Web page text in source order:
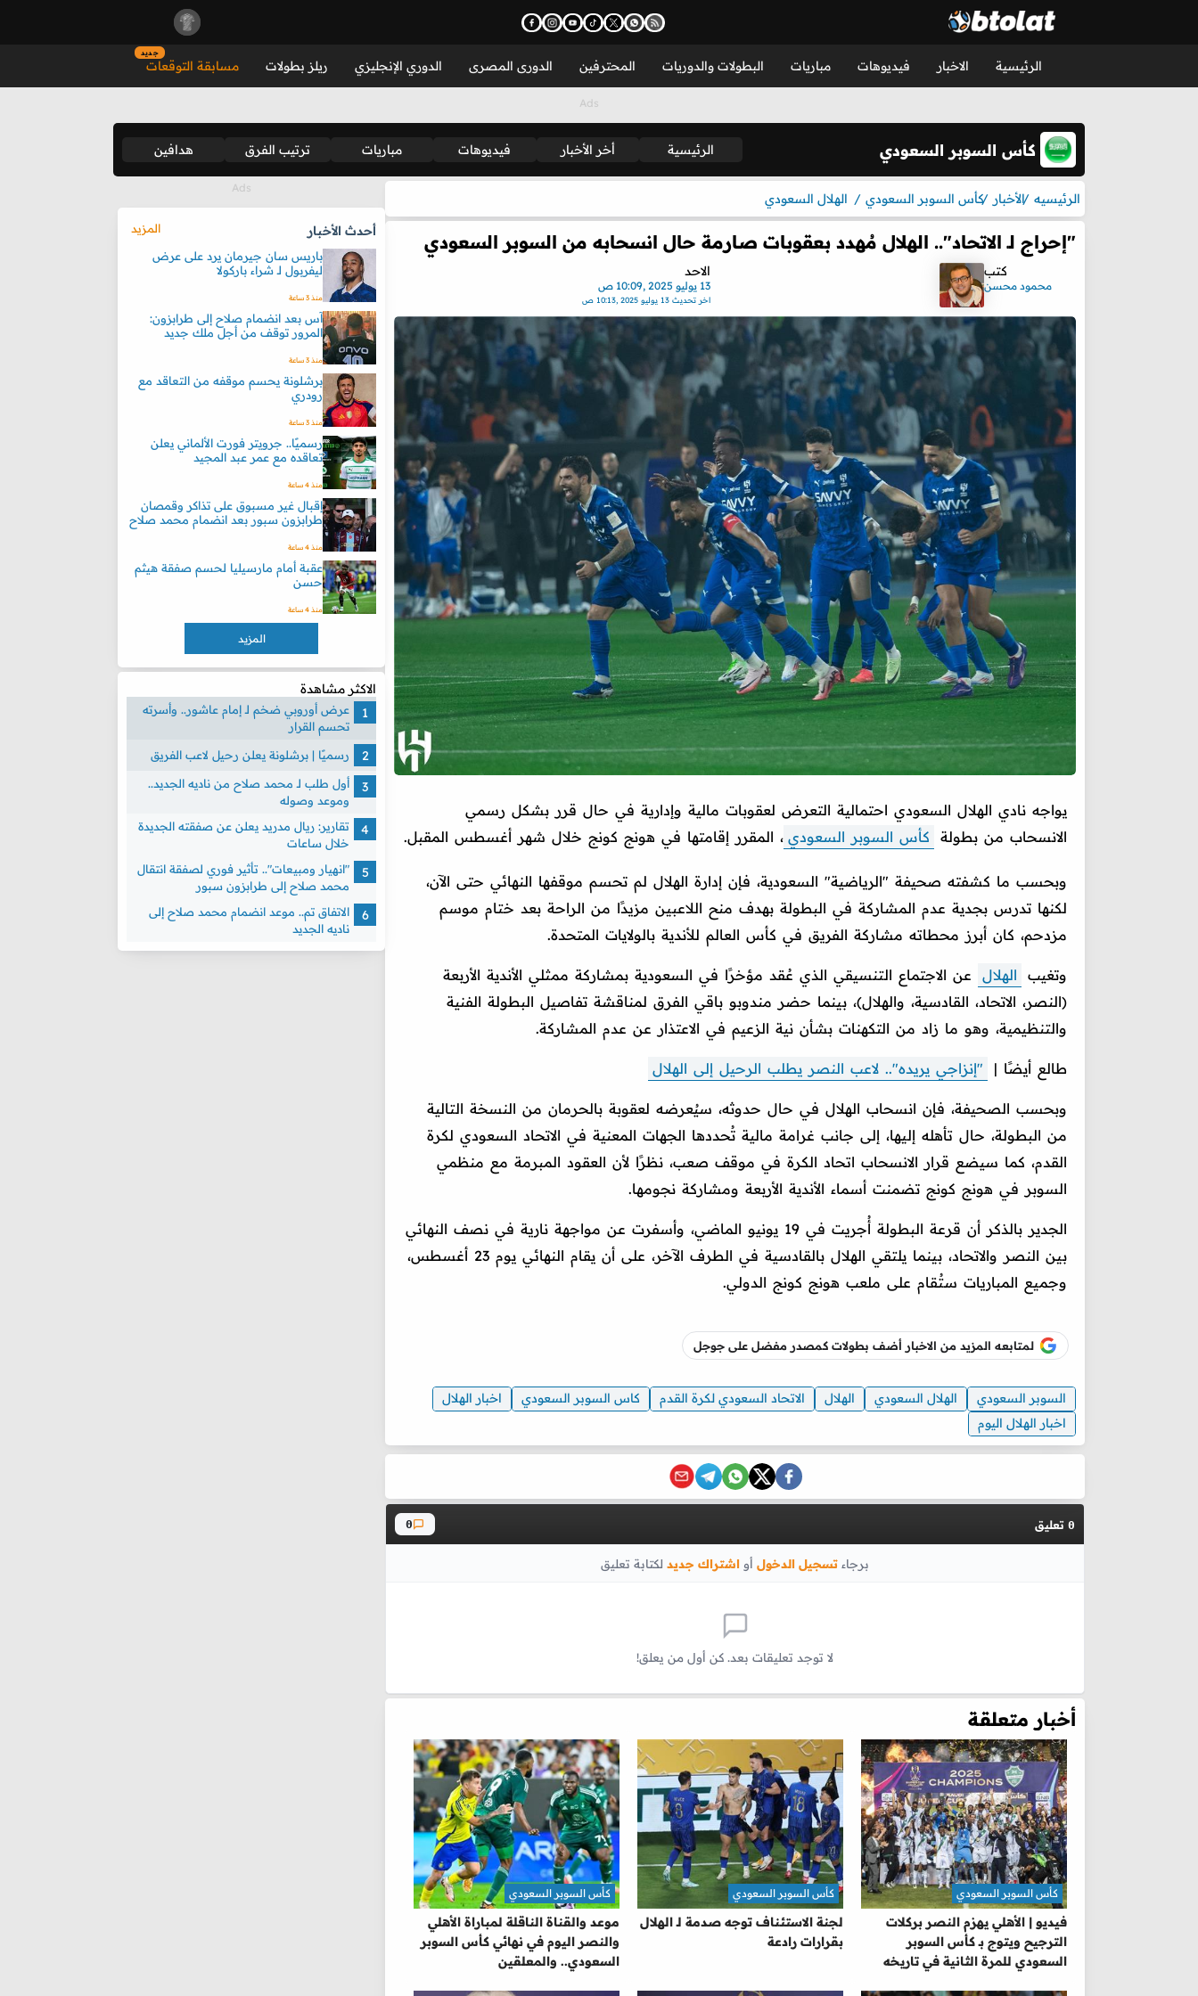
الرئيسية الاخبار فيديوهات مباريات البطولات والدوريات المحترفين الدورى المصرى الدوري الإنجليزي ريلز بطولات مسابقة التوقعات
جديد
كأس السوبر السعودي الرئيسية أخر الأخبار فيديوهات مباريات ترتيب الفرق هدافين
الرئيسيه الأخبار كأس السوبر السعودي الهلال السعودي
"إحراج لـ الاتحاد".. الهلال مُهدد بعقوبات صارمة حال انسحابه من السوبر السعودي
كتب
محمود محسن
الاحد
13 يوليو 2025 ,10:09 ص
اخر تحديث 13 يوليو 2025 ,10:13 ص
يواجه نادي الهلال السعودي احتمالية التعرض لعقوبات مالية وإدارية في حال قرر بشكل رسمي
الانسحاب من بطولة
كأس السوبر السعودي ، المقرر إقامتها في هونج كونج خلال شهر أغسطس المقبل.
وبحسب ما كشفته صحيفة "الرياضية" السعودية، فإن إدارة الهلال لم تحسم موقفها النهائي حتى الآن،
لكنها تدرس بجدية عدم المشاركة في البطولة بهدف منح اللاعبين مزيدًا من الراحة بعد ختام موسم
مزدحم، كان أبرز محطاته مشاركة الفريق في كأس العالم للأندية بالولايات المتحدة.
وتغيب الهلال
عن الاجتماع التنسيقي الذي عُقد مؤخرًا في السعودية بمشاركة ممثلي الأندية الأربعة
(النصر، الاتحاد، القادسية، والهلال)، بينما حضر مندوبو باقي الفرق لمناقشة تفاصيل البطولة الفنية
والتنظيمية، وهو ما زاد من التكهنات بشأن نية الزعيم في الاعتذار عن عدم المشاركة.
طالع أيضًا | "إنزاجي يريده".. لاعب النصر يطلب الرحيل إلى الهلال
وبحسب الصحيفة، فإن انسحاب الهلال في حال حدوثه، سيُعرضه لعقوبة بالحرمان من النسخة التالية
من البطولة، حال تأهله إليها، إلى جانب غرامة مالية تُحددها الجهات المعنية في الاتحاد السعودي لكرة
القدم، كما سيضع قرار الانسحاب اتحاد الكرة في موقف صعب، نظرًا لأن العقود المبرمة مع منظمي
السوبر في هونج كونج تضمنت أسماء الأندية الأربعة ومشاركة نجومها.
الجدير بالذكر أن قرعة البطولة أُجريت في 19 يونيو الماضي، وأسفرت عن مواجهة نارية في نصف النهائي
بين النصر والاتحاد، بينما يلتقي الهلال بالقادسية في الطرف الآخر، على أن يقام النهائي يوم 23 أغسطس،
وجميع المباريات ستُقام على ملعب هونج كونج الدولي.
لمتابعه المزيد من الاخبار أضف بطولات كمصدر مفضل على جوجل
السوبر السعودي الهلال السعودي الهلال الاتحاد السعودي لكرة القدم كاس السوبر السعودي
اخبار الهلال
اخبار الهلال اليوم
0 تعليق 0
برجاء تسجيل الدخول أو اشتراك جديد لكتابة تعليق
لا توجد تعليقات بعد. كن أول من يعلق!
أخبار متعلقة
فيديو | الأهلي يهزم النصر بركلات
الترجيح ويتوج بـ كأس السوبر
السعودي للمرة الثانية في تاريخه
كأس السوبر السعودي
لجنة الاستئناف توجه صدمة لـ الهلال
بقرارات رادعة
كأس السوبر السعودي
موعد والقناة الناقلة لمباراة الأهلي
والنصر اليوم في نهائي كأس السوبر
السعودي.. والمعلقين
كأس السوبر السعودي
أحدث الأخبار
المزيد
باريس سان جيرمان يرد على عرض
ليفربول لـ شراء باركولا
منذ 3 ساعة
آس بعد انضمام صلاح إلى طرابزون:
المرور توقف من أجل ملك جديد
منذ 3 ساعة
برشلونة يحسم موقفه من التعاقد مع
رودري
منذ 3 ساعة
رسميًا.. جرويتر فورت الألماني يعلن
تعاقده مع عمر عبد المجيد
منذ 4 ساعة
إقبال غير مسبوق على تذاكر وقمصان
طرابزون سبور بعد انضمام محمد صلاح
منذ 4 ساعة
عقبة أمام مارسيليا لحسم صفقة هيثم
حسن
منذ 4 ساعة
المزيد
الاكثر مشاهدة
عرض أوروبي ضخم لـ إمام عاشور.. وأسرته
تحسم القرار
رسميًا | برشلونة يعلن رحيل لاعب الفريق
أول طلب لـ محمد صلاح من ناديه الجديد..
وموعد وصوله
تقارير: ريال مدريد يعلن عن صفقته الجديدة
خلال ساعات
"انهيار ومبيعات".. تأثير فوري لصفقة انتقال
محمد صلاح إلى طرابزون سبور
الاتفاق تم.. موعد انضمام محمد صلاح إلى
ناديه الجديد